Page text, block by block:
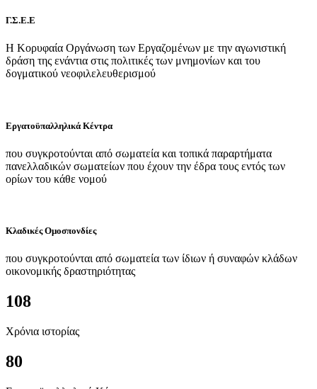
Γ.Σ.Ε.Ε
Η Κορυφαία Οργάνωση των Εργαζομένων με την αγωνιστική
δράση της ενάντια στις πολιτικές των μνημονίων και του
δογματικού νεοφιλελευθερισμού
Εργατοϋπαλληλικά Κέντρα
που συγκροτούνται από σωματεία και τοπικά παραρτήματα
πανελλαδικών σωματείων που έχουν την έδρα τους εντός των
ορίων του κάθε νομού
Κλαδικές Ομοσπονδίες
που συγκροτούνται από σωματεία των ίδιων ή συναφών κλάδων
οικονομικής δραστηριότητας
108
Χρόνια ιστορίας
80